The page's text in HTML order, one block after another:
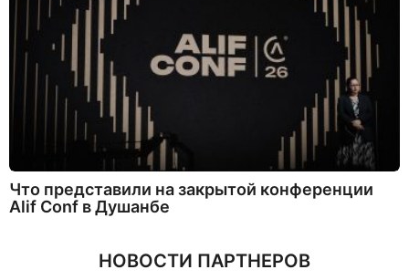
Что представили на закрытой конференции
Alif Conf в Душанбе
НОВОСТИ ПАРТНЕРОВ